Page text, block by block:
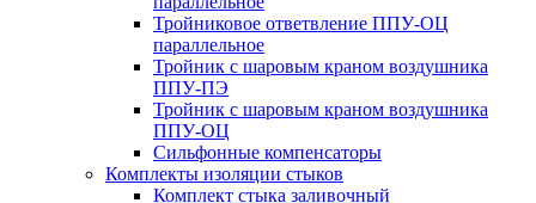
Тройниковое ответвление ППУ-ОЦ
параллельное
Тройник с шаровым краном воздушника
ППУ-ПЭ
Тройник с шаровым краном воздушника
ППУ-ОЦ
Сильфонные компенсаторы
Комплекты изоляции стыков
Комплект стыка заливочный